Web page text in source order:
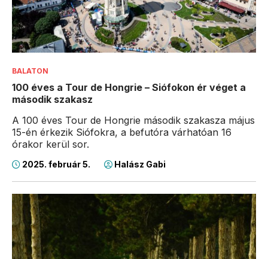
BALATON
100 éves a Tour de Hongrie – Siófokon ér véget a
második szakasz
A 100 éves Tour de Hongrie második szakasza május
15-én érkezik Siófokra, a befutóra várhatóan 16
órakor kerül sor.
2025. február 5. Halász Gabi